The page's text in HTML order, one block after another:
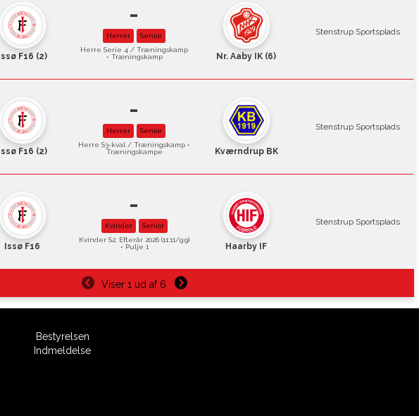
Issø F16 (2)
-
Herrer
Senior
Herre Serie 4 / Træningskamp
• Træningskamp
Nr. Aaby IK (6)
Stenstrup Sportsplads
Issø F16 (2)
-
Herrer
Senior
Herre S3-kval / Træningskamp •
Træningskampe
Kværndrup BK
Stenstrup Sportsplads
Issø F16
-
Kvinder
Senior
Kvinder S2, Efterår 2026 (11:11/9:9)
• Pulje 1
Haarby IF
Stenstrup Sportsplads
Viser 1 ud af 6
Bestyrelsen
Indmeldelse